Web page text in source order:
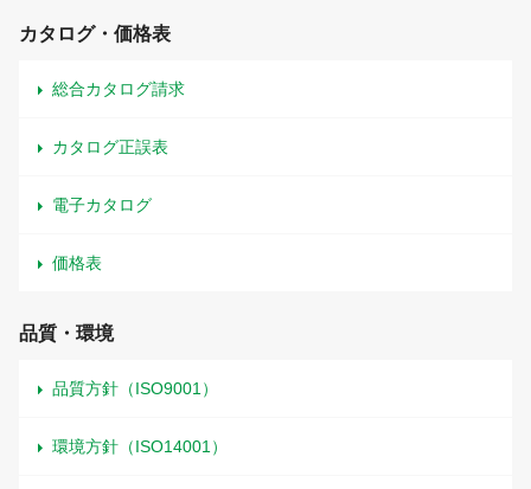
カタログ・価格表
総合カタログ請求
カタログ正誤表
電子カタログ
価格表
品質・環境
品質方針（ISO9001）
環境方針（ISO14001）